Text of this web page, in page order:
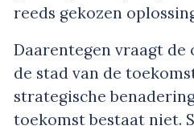
reeds gekozen
Daarentegen vraagt
de stad van de
strategische
toekomst bestaat niet.